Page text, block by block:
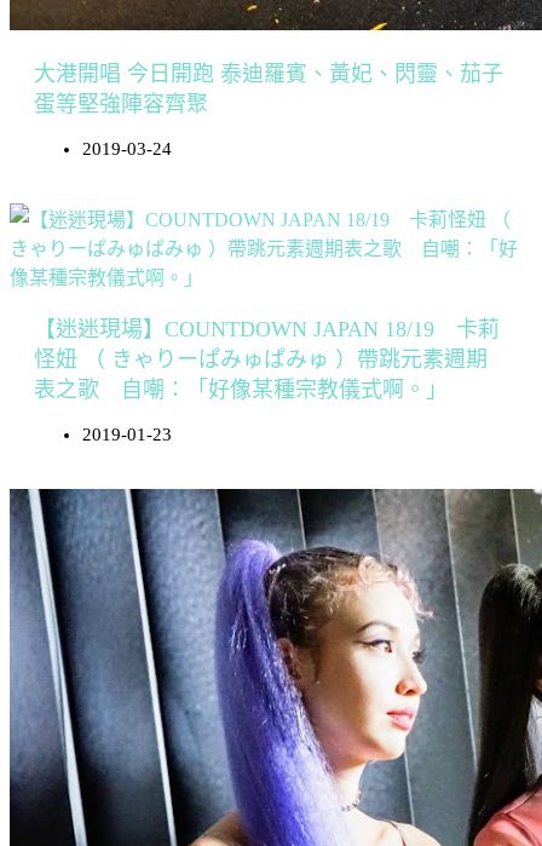
大港開唱 今日開跑 泰迪羅賓、黃妃、閃靈、茄子
蛋等堅強陣容齊聚
2019-03-24
【迷迷現場】COUNTDOWN JAPAN 18/19 卡莉
怪妞 （ きゃりーぱみゅぱみゅ ）帶跳元素週期
表之歌 自嘲：「好像某種宗教儀式啊。」
2019-01-23